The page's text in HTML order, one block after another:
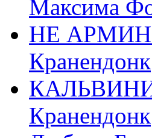
Максима
НЕ
Кранендонк
Кранендонк